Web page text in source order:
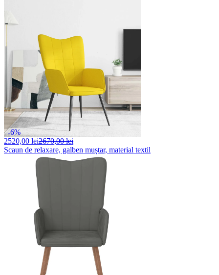
-6%
2520,00 lei2670,00 lei
Scaun de relaxare, galben muștar, material textil